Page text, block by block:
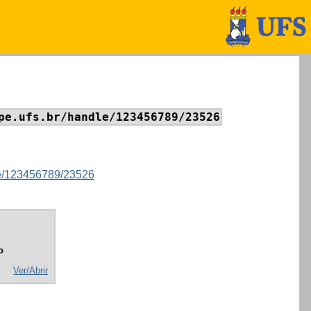
handle/123456789/23526
123456789/23526
Ver/Abrir